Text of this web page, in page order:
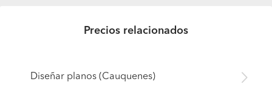
Precios relacionados
Diseñar planos (Cauquenes)